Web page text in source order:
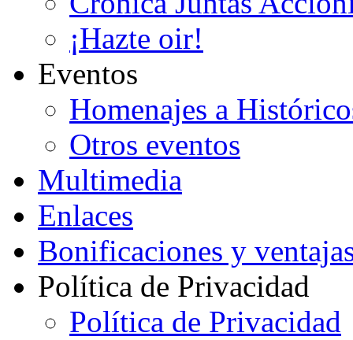
¡Hazte oir!
Eventos
Homenajes a
Otros eventos
Multimedia
Enlaces
Bonificaciones y
Política de Privacidad
Política de Privacidad